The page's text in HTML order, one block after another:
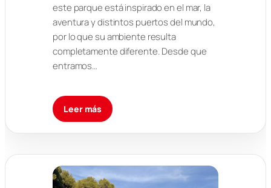
este parque está inspirado en el mar, la
aventura y distintos puertos del mundo,
por lo que su ambiente resulta
completamente diferente. Desde que
entramos…
Leer más